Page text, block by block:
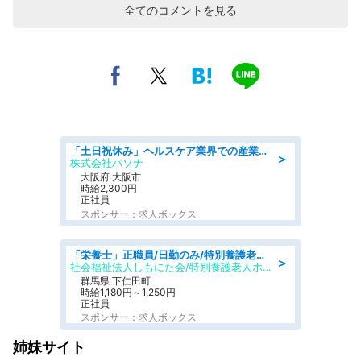
全てのコメントを見る
＞
「土日祝休み」ヘルスケア業界での産業保健師業務/看護師/高時給/要資格:正看護師
株式会社パソナ
大阪府 大阪市
時給2,300円
正社員
スポンサー：求人ボックス
＞
「栄養士」正職員/日勤のみ/特別養護老人ホーム
社会福祉法人しもにた会/特別養護老人ホーム かぶらの里
群馬県 下仁田町
時給1,180円～1,250円
正社員
スポンサー：求人ボックス
姉妹サイト